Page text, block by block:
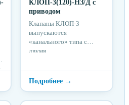
КЛОП-3(120)-НЗ/Д с
приводом
Клапаны КЛОП-3
выпускаются
«канального» типа с
двумя
размещением привода, а
также «стенового» типа с